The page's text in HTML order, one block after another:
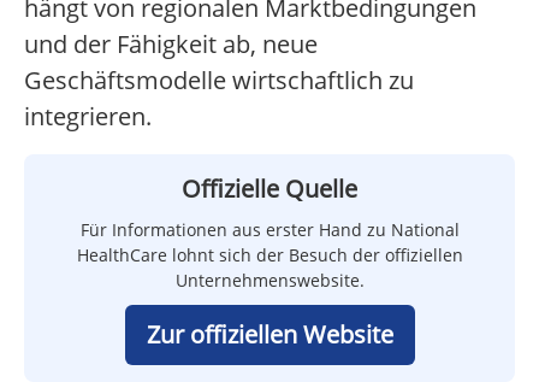
hängt von regionalen Marktbedingungen
und der Fähigkeit ab, neue
Geschäftsmodelle wirtschaftlich zu
integrieren.
Offizielle Quelle
Für Informationen aus erster Hand zu National
HealthCare lohnt sich der Besuch der offiziellen
Unternehmenswebsite.
Zur offiziellen Website